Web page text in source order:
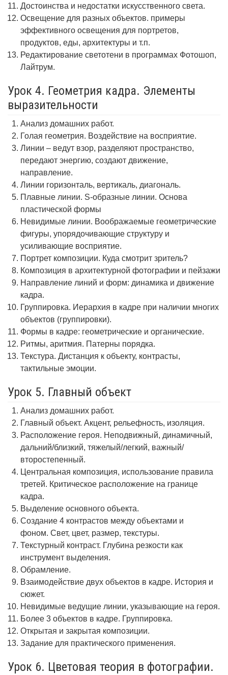
Достоинства и недостатки искусственного света.
Освещение для разных объектов. примеры
эффективного освещения для портретов,
продуктов, еды, архитектуры и т.п.
Редактирование светотени в программах Фотошоп,
Лайтрум.
Урок 4. Геометрия кадра. Элементы
выразительности
Анализ домашних работ.
Голая геометрия. Воздействие на восприятие.
Линии – ведут взор, разделяют пространство,
передают энергию, создают движение,
направление.
Линии горизонталь, вертикаль, диагональ.
Плавные линии. S-образные линии. Основа
пластической формы
Невидимые линии. Воображаемые геометрические
фигуры, упорядочивающие структуру и
усиливающие восприятие.
Портрет композиции. Куда смотрит зритель?
Композиция в архитектурной фотографии и пейзажи
Направление линий и форм: динамика и движение
кадра.
Группировка. Иерархия в кадре при наличии многих
объектов (группировки).
Формы в кадре: геометрические и органические.
Ритмы, аритмия. Патерны порядка.
Текстура. Дистанция к объекту, контрасты,
тактильные эмоции.
Урок 5. Главный объект
Анализ домашних работ.
Главный объект. Акцент, рельефность, изоляция.
Расположение героя. Неподвижный, динамичный,
дальний/близкий, тяжелый/легкий, важный/
второстепенный.
Центральная композиция, использование правила
третей. Критическое расположение на границе
кадра.
Выделение основного объекта.
Создание 4 контрастов между объектами и
фоном. Свет, цвет, размер, текстуры.
Текстурный контраст. Глубина резкости как
инструмент выделения.
Обрамление.
Взаимодействие двух объектов в кадре. История и
сюжет.
Невидимые ведущие линии, указывающие на героя.
Более 3 объектов в кадре. Группировка.
Открытая и закрытая композиции.
Задание для практического применения.
Урок 6. Цветовая теория в фотографии.